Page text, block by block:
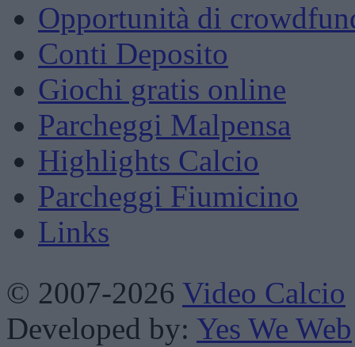
Opportunità di
Conti Deposito
Giochi gratis online
Parcheggi Malpensa
Highlights Calcio
Parcheggi Fiumicino
Links
© 2007-2026 Video Calcio
Developed by: Yes We Web